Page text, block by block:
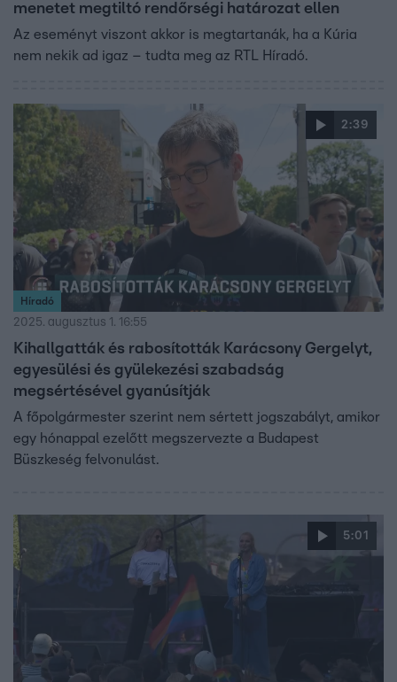
menetet megtiltó rendőrségi határozat ellen
Az eseményt viszont akkor is megtartanák, ha a Kúria
nem nekik ad igaz – tudta meg az RTL Híradó.
2:39
Híradó
2025. augusztus 1. 16:55
Kihallgatták és rabosították Karácsony Gergelyt,
egyesülési és gyülekezési szabadság
megsértésével gyanúsítják
A főpolgármester szerint nem sértett jogszabályt, amikor
egy hónappal ezelőtt megszervezte a Budapest
Büszkeség felvonulást.
5:01